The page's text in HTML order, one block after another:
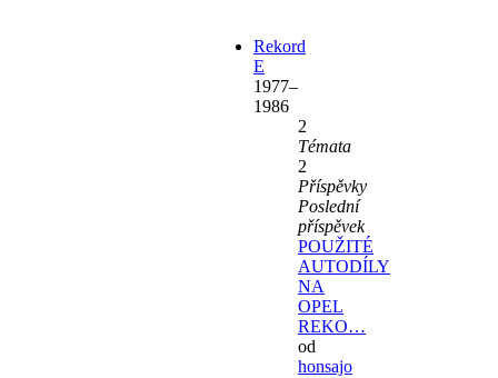
Rekord
E
1977–
1986
2
Témata
2
Příspěvky
Poslední
příspěvek
POUŽITÉ
AUTODÍLY
NA
OPEL
REKO…
od
honsajo